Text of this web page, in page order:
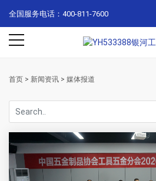
全国服务电话：400-811-7600
首页 > 新闻资讯 > 媒体报道